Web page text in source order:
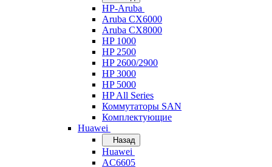
HP-Aruba
Aruba CX6000
Aruba CX8000
HP 1000
HP 2500
HP 2600/2900
HP 3000
HP 5000
HP All Series
Коммутаторы SAN
Комплектующие
Huawei
Назад
Huawei
AC6605